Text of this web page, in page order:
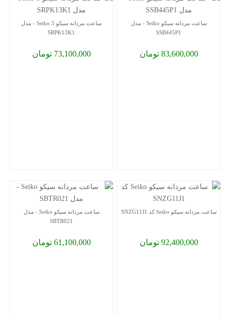
ساعت مردانه سیکو Seiko - مدل
SSB445P1
83,600,000 تومان
ساعت مردانه سیکو 5 Seiko - مدل
SRPK13K1
73,100,000 تومان
ساعت مردانه سیکو Seiko کد SNZG11J1
92,400,000 تومان
ساعت مردانه سیکو Seiko - مدل
SBTR021
61,100,000 تومان